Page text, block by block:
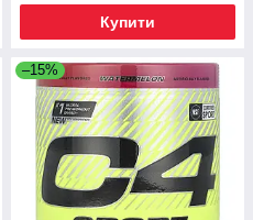
Купити
–15%